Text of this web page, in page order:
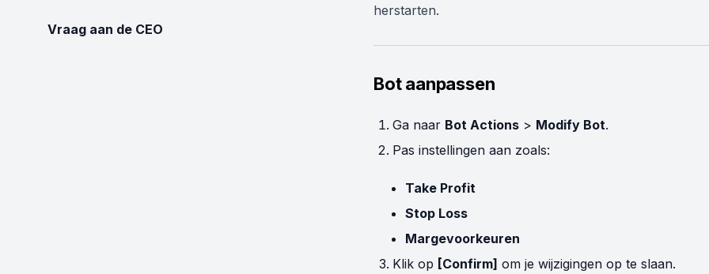
Vraag aan de CEO
herstarten.
Bot aanpassen
Ga naar Bot Actions > Modify Bot.
Pas instellingen aan zoals:
Take Profit
Stop Loss
Margevoorkeuren
Klik op [Confirm] om je wijzigingen op te slaan.